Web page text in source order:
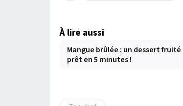
À lire aussi
Mangue brûlée : un dessert
prêt en 5 minutes !